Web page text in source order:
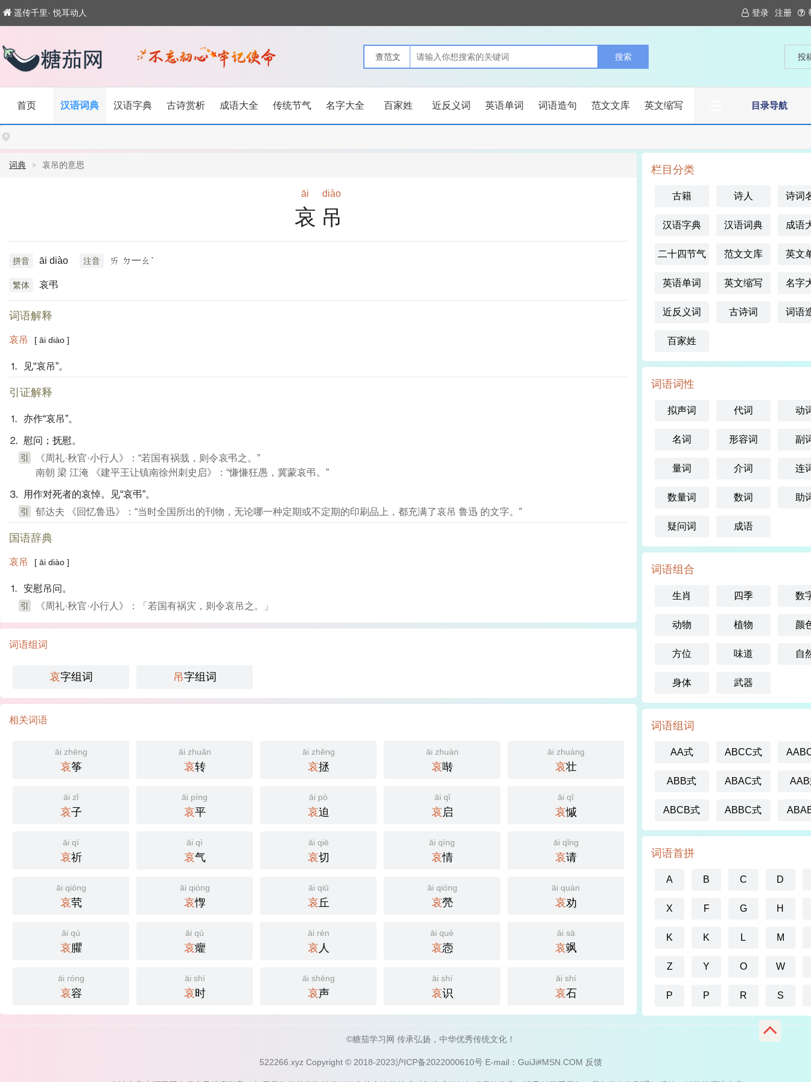
遥传千里· 悦耳动人 登录 注册
投
目录导航
首页 汉语词典 汉语字典 古诗赏析 成语大全 传统节气 名字大全 百家姓 近反义词 英语单词 词语造句 范文文库 英文缩写
词典 哀吊的意思
āi diào
哀吊
拼音 āi diào 注音 ㄞ ㄉ一ㄠˋ
繁体 哀弔
词语解释
哀吊 [ āi diào ]
⒈ 见“哀吊”。
引证解释
⒈ 亦作“哀吊”。
⒉ 慰问；抚慰。
引
《周礼·秋官·小行人》：“若国有祸烖，则令哀弔之。”
南朝 梁 江淹 《建平王让镇南徐州刺史启》：“慊慊狂愚，冀蒙哀弔。”
⒊ 用作对死者的哀悼。见“哀弔”。
引 郁达夫 《回忆鲁迅》：“当时全国所出的刊物，无论哪一种定期或不定期的印刷品上，都充满了哀吊 鲁迅 的文字。”
国语辞典
哀吊 [ āi diào ]
⒈ 安慰吊问。
引 《周礼·秋官·小行人》：「若国有祸灾，则令哀吊之。」
词语组词
哀字组词 吊字组词
相关词语
āi zhēng
哀筝
āi zhuǎn
哀转
āi zhěng
哀拯
āi zhuàn
哀啭
āi zhuàng
哀壮
āi zǐ
哀子
āi píng
哀平
āi pò
哀迫
āi qǐ
哀启
āi qī
哀慽
āi qí
哀祈
āi qì
哀气
āi qiē
哀切
āi qíng
哀情
āi qǐng
哀请
āi qióng
哀茕
āi qióng
哀惸
āi qiū
哀丘
āi qióng
哀焭
āi quàn
哀劝
āi qú
哀臞
āi qú
哀癯
āi rén
哀 人
āi què
哀悫
āi sà
哀飒
āi róng
哀容
āi shí
哀时
āi shēng
哀声
āi shí
哀识
āi shí
哀石
栏目分类
古籍 诗人 诗词
汉语字典 汉语词典 成语
二十四节气 范文文库 英文
英语单词 英文缩写 名字
近反义词 古诗词 词语
百家姓
词语词性
拟声词 代词 动
名词 形容词 副
量词 介词 连
数量词 数词 助
疑问词 成语
词语组合
生肖 四季 数
动物 植物 颜
方位 味道 自
身体 武器
词语组词
AA式 ABCC式
ABB式 ABAC式
ABCB式 ABBC式
词语首拼
A B C D
X F G H
K K L M
Z Y O W
P P R S
©糖茄学习网 传承弘扬，中华优秀传统文化！
522266.xyz Copyright © 2018-2023沪ICP备2022000610号 E-mail：GuiJi#MSN.COM 反馈